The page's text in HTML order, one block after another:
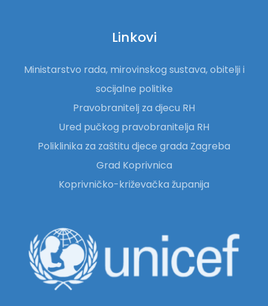
Linkovi
Ministarstvo rada, mirovinskog sustava, obitelji i
socijalne politike
Pravobranitelj za djecu RH
Ured pučkog pravobranitelja RH
Poliklinika za zaštitu djece grada Zagreba
Grad Koprivnica
Koprivničko-križevačka županija